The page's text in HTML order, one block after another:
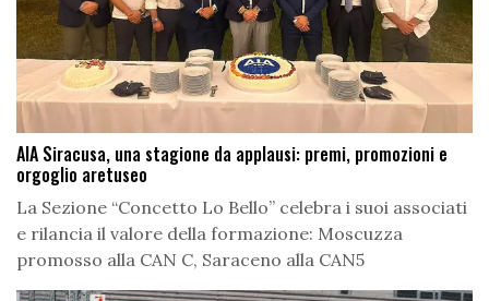
AIA Siracusa, una stagione da applausi: premi, promozioni e
orgoglio aretuseo
La Sezione “Concetto Lo Bello” celebra i suoi associati
e rilancia il valore della formazione: Moscuzza
promosso alla CAN C, Saraceno alla CAN5